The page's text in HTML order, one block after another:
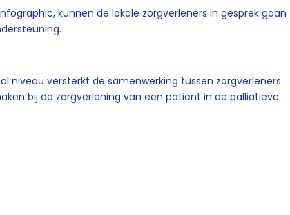
kunnen de lokale zorgverleners in gesprek gaan
niveau versterkt de samenwerking tussen zorgverleners
bij de zorgverlening van een patiënt in de palliatieve